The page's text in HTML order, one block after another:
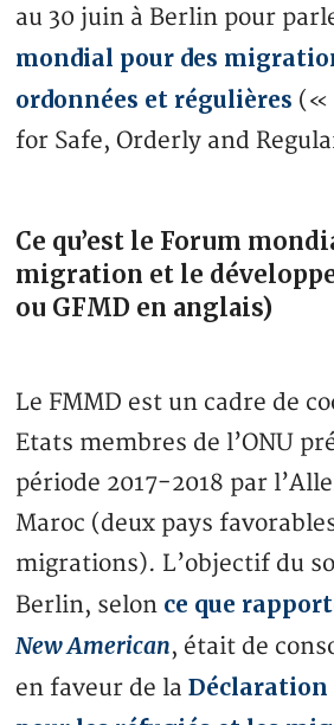
au 30 juin à Berlin pour
mondial pour des
ordonnées et régulières («
for Safe, Orderly and
Ce qu’est le Forum
migration et le
ou GFMD en anglais)
Le FMMD est un cadre de
Etats membres de l’ONU
période 2017-2018 par
Maroc (deux pays
migrations). L’objectif du
Berlin, selon ce que
New American, était de
en faveur de laDéclaration